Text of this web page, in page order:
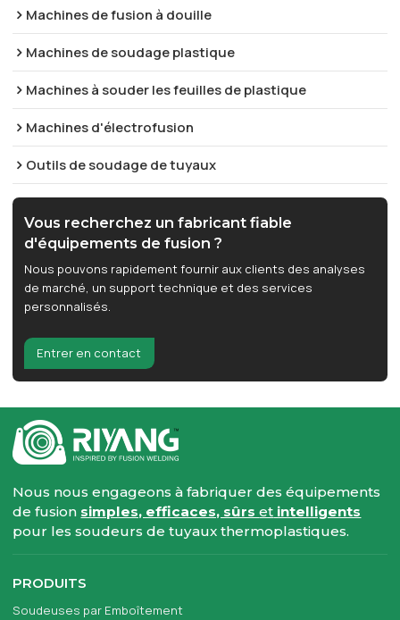
Machines de fusion à douille
Machines de soudage plastique
Machines à souder les feuilles de plastique
Machines d'électrofusion
Outils de soudage de tuyaux
Vous recherchez un fabricant fiable
d'équipements de fusion ?
Nous pouvons rapidement fournir aux clients des analyses
de marché, un support technique et des services
personnalisés.
Entrer en contact
Nous nous engageons à fabriquer des équipements
de fusion simples, efficaces, sûrset intelligents
pour les soudeurs de tuyaux thermoplastiques.
PRODUITS
Soudeuses par Emboîtement